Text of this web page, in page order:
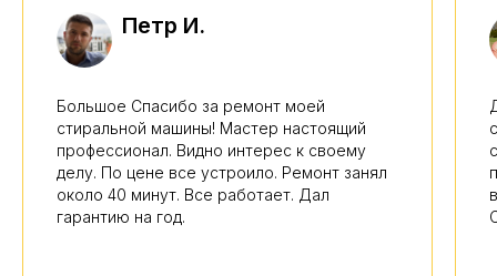
Петр И.
Большое Спасибо за ремонт моей
стиральной машины! Мастер настоящий
профессионал. Видно интерес к своему
делу. По цене все устроило. Ремонт занял
около 40 минут. Все работает. Дал
гарантию на год.